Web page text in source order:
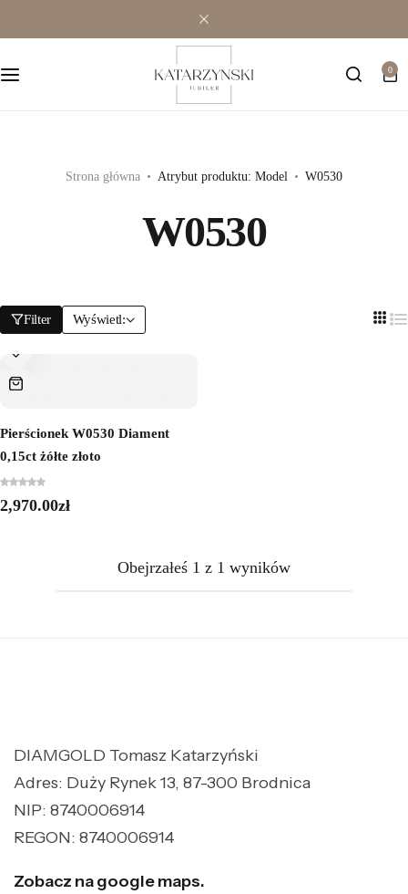
0
Strona główna Atrybut produktu: Model W0530
W0530
Filter Wyświetl:
Pierścionek W0530 Diament
0,15ct żółte złoto
2,970.00zł
Obejrzałeś 1 z 1 wyników
DIAMGOLD Tomasz Katarzyński
Adres: Duży Rynek 13, 87-300 Brodnica
NIP: 8740006914
REGON: 8740006914
Zobacz na google maps.
Premium
Naszyjniki